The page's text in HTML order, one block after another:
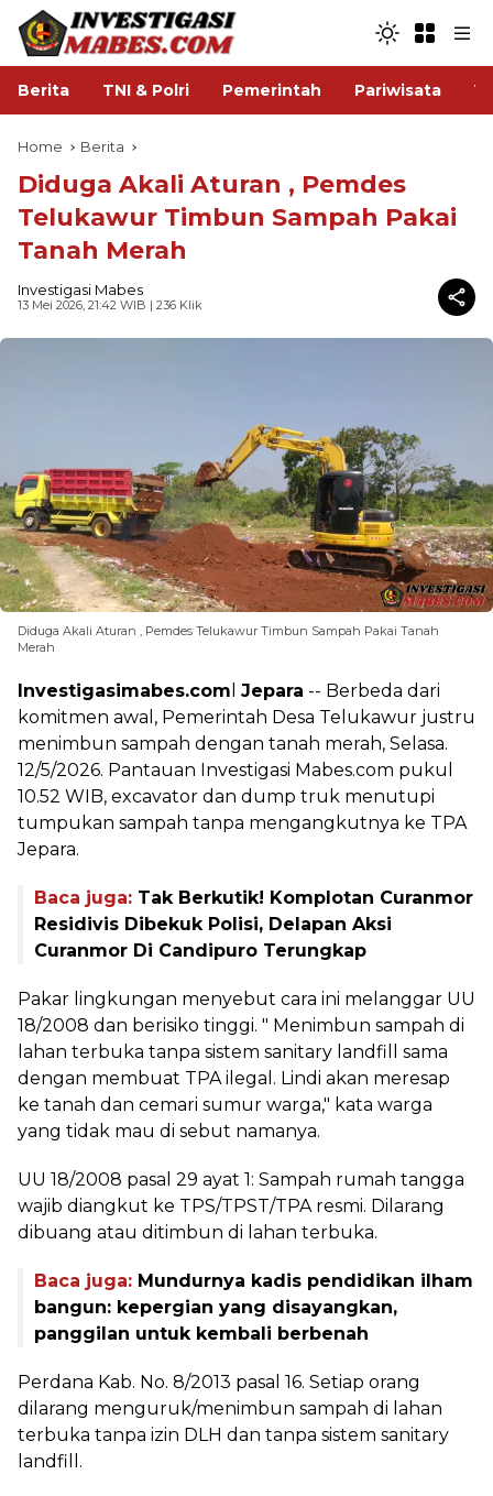
Berita TNI & Polri Pemerintah Pariwisata
Home Berita
Diduga Akali Aturan , Pemdes
Telukawur Timbun Sampah Pakai
Tanah Merah
Investigasi Mabes
13 Mei 2026, 21:42 WIB | 236 Klik
Diduga Akali Aturan , Pemdes Telukawur Timbun Sampah Pakai Tanah
Merah
Investigasimabes.com Jepara -- Berbeda dari
komitmen awal, Pemerintah Desa Telukawur justru
menimbun sampah dengan tanah merah, Selasa.
12/5/2026. Pantauan Investigasi Mabes.com pukul
10.52 WIB, excavator dan dump truk menutupi
tumpukan sampah tanpa mengangkutnya ke TPA
Jepara.
Baca juga: Tak Berkutik! Komplotan Curanmor
Residivis Dibekuk Polisi, Delapan Aksi
Curanmor Di Candipuro Terungkap
Pakar lingkungan menyebut cara ini melanggar UU
18/2008 dan berisiko tinggi. " Menimbun sampah di
lahan terbuka tanpa sistem sanitary landfill sama
dengan membuat TPA ilegal. Lindi akan meresap
ke tanah dan cemari sumur warga," kata warga
yang tidak mau di sebut namanya.
UU 18/2008 pasal 29 ayat 1: Sampah rumah tangga
wajib diangkut ke TPS/TPST/TPA resmi. Dilarang
dibuang atau ditimbun di lahan terbuka.
Baca juga: Mundurnya kadis pendidikan ilham
bangun: kepergian yang disayangkan,
panggilan untuk kembali berbenah
Perdana Kab. No. 8/2013 pasal 16. Setiap orang
dilarang menguruk/menimbun sampah di lahan
terbuka tanpa izin DLH dan tanpa sistem sanitary
landfill.